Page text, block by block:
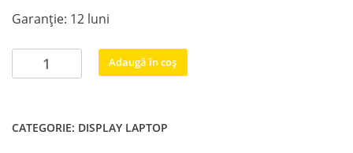
Garanție: 12 luni
Cantitate
Display
17.3
Adaugă în coș
CATEGORIE: DISPLAY LAPTOP